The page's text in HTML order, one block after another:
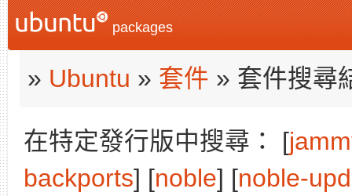
packages
» Ubuntu » 套件 » 套件搜尋
在特定發行版中搜尋： [
backports] [noble] [noble-